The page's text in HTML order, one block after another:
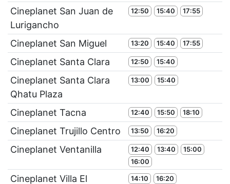
Cineplanet San Juan de
Lurigancho
12:50 15:40 17:55
Cineplanet San Miguel 13:20 15:40 17:55
Cineplanet Santa Clara 12:50 15:40
Cineplanet Santa Clara
Qhatu Plaza
13:00 15:40
Cineplanet Tacna 12:40 15:50 18:10
Cineplanet Trujillo Centro 13:50 16:20
Cineplanet Ventanilla 12:40 13:40
15:00
16:00
Cineplanet Villa El
14:10 16:20